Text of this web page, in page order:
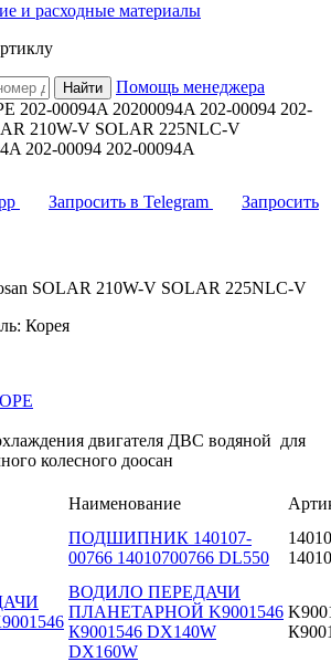
и расходные материалы
Найти
Помощь менеджера
00094A 20200094A 202-00094 202-
210W-V SOLAR 225NLC-V
202-00094 202-00094А
Запросить в Telegram
Запросить
SOLAR 210W-V SOLAR 225NLC-V
Корея
двигателя ДВС водяной для
колесного доосан
Наименование
ПОДШИПНИК 140107-
00766 14010700766 DL550
ВОДИЛО ПЕРЕДАЧИ
ПЛАНЕТАРНОЙ K9001546
К9001546 DX140W
DX160W